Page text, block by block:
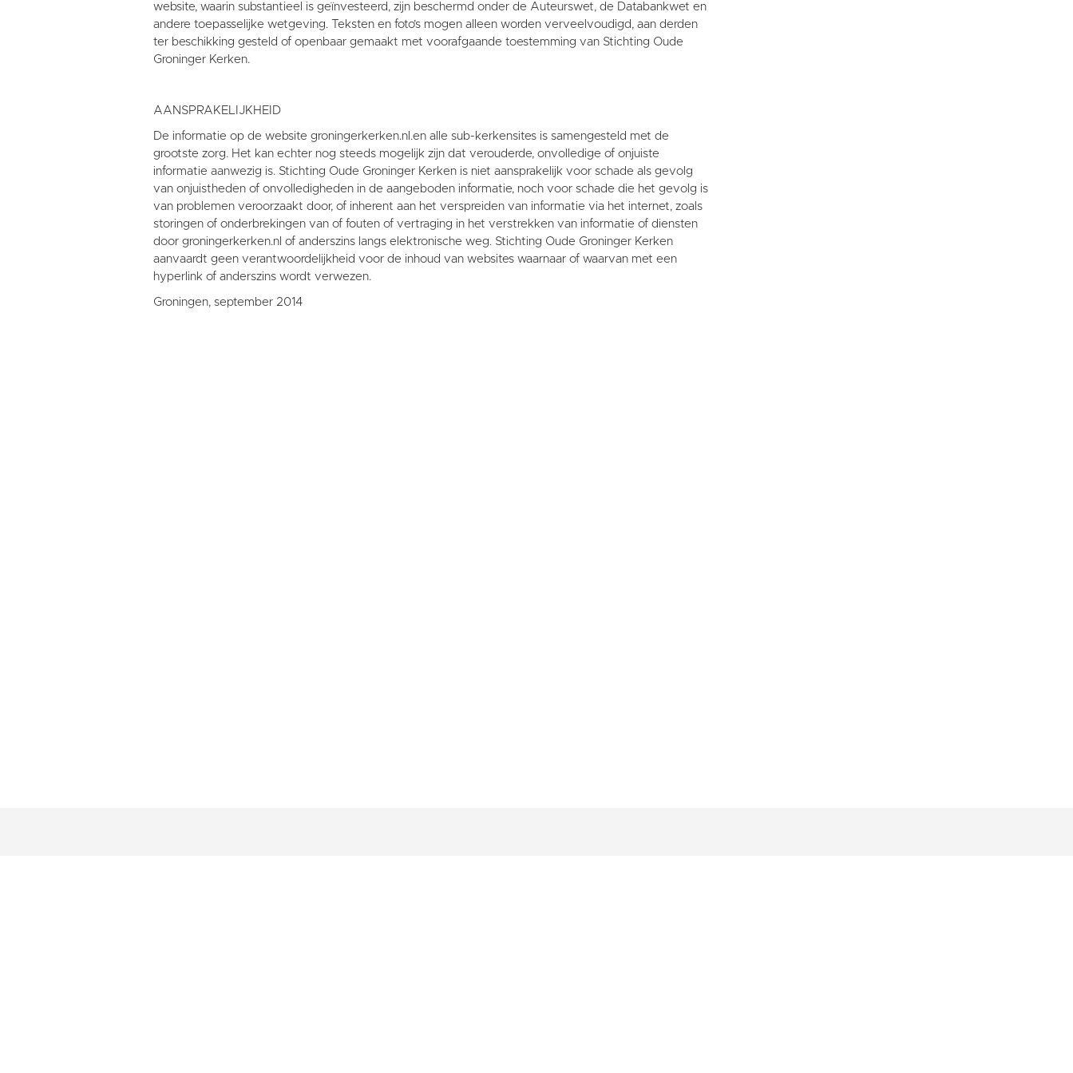
website, waarin substantieel is geïnvesteerd, zijn beschermd onder de Auteurswet, de Databankwet en
andere toepasselijke wetgeving. Teksten en foto’s mogen alleen worden verveelvoudigd, aan derden
ter beschikking gesteld of openbaar gemaakt met voorafgaande toestemming van Stichting Oude
Groninger Kerken.
AANSPRAKELIJKHEID
De informatie op de website groningerkerken.nl.en alle sub-kerkensites is samengesteld met de
grootste zorg. Het kan echter nog steeds mogelijk zijn dat verouderde, onvolledige of onjuiste
informatie aanwezig is. Stichting Oude Groninger Kerken is niet aansprakelijk voor schade als gevolg
van onjuistheden of onvolledigheden in de aangeboden informatie, noch voor schade die het gevolg is
van problemen veroorzaakt door, of inherent aan het verspreiden van informatie via het internet, zoals
storingen of onderbrekingen van of fouten of vertraging in het verstrekken van informatie of diensten
door groningerkerken.nl of anderszins langs elektronische weg. Stichting Oude Groninger Kerken
aanvaardt geen verantwoordelijkheid voor de inhoud van websites waarnaar of waarvan met een
hyperlink of anderszins wordt verwezen.
Groningen, september 2014